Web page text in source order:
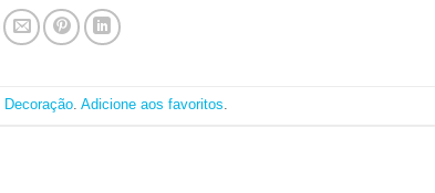
Decoração. Adicione aos favoritos.